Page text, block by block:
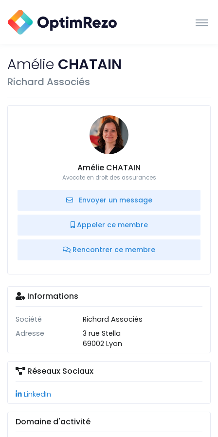
Amélie CHATAIN
Richard Associés
Amélie CHATAIN
Avocate en droit des assurances
Envoyer un message
Appeler ce membre
Rencontrer ce membre
Informations
Société
Richard Associés
Adresse
3 rue Stella
69002 Lyon
Réseaux Sociaux
LinkedIn
Domaine d'activité